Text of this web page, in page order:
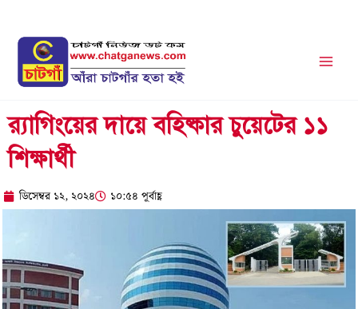
content
র‍্যাগিংয়ের দায়ে বহিষ্কার চুয়েটের ১১
শিক্ষার্থী
ডিসেম্বর ১২, ২০২৪ ১০:৫৪ পূর্বাহ্ণ